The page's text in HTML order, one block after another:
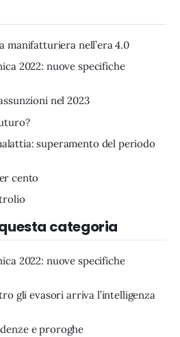
manifatturiera nell’era 4.0
2022: nuove specifiche
nel 2023
superamento del periodo
cento
categoria
2022: nuove specifiche
gli evasori arriva l’intelligenza
e proroghe